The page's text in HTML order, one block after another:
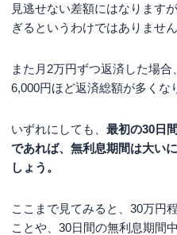
見逃せない差額にはなります
ぎるというわけではありません
また月2万円ずつ返済した場
6,000円ほど返済総額が多くな
いずれにしても、 最初の30日
であれば、無利息期間は大い
しょう。
ここまで見てみると、30万円
ことや、30日間の無利息期間